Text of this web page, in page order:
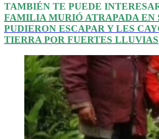
TAMBIÉN TE PUEDE
FAMILIA MURIÓ ATRAPADA EN
PUDIERON ESCAPAR Y LES
TIERRA POR FUERTES LLUVIAS